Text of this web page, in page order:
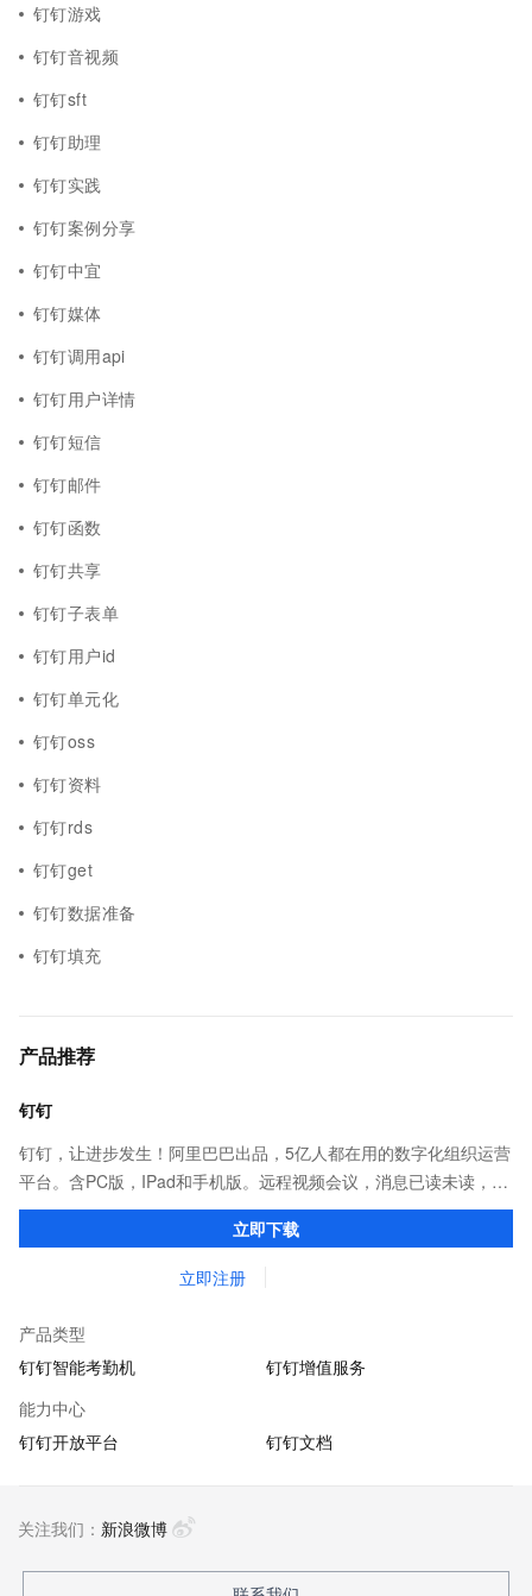
钉钉游戏
钉钉音视频
钉钉sft
钉钉助理
钉钉实践
钉钉案例分享
钉钉中宜
钉钉媒体
钉钉调用api
钉钉用户详情
钉钉短信
钉钉邮件
钉钉函数
钉钉共享
钉钉子表单
钉钉用户id
钉钉单元化
钉钉oss
钉钉资料
钉钉rds
钉钉get
钉钉数据准备
钉钉填充
产品推荐
钉钉
钉钉，让进步发生！阿里巴巴出品，5亿人都在用的数字化组织运营
平台。含PC版，IPad和手机版。远程视频会议，消息已读未读，
DING消息任务管理，让沟通更高效；移动办公考勤，审批，钉闪
会，钉钉文档，钉钉教育解决方案。
立即下载
立即注册
产品类型
钉钉智能考勤机
钉钉增值服务
能力中心
钉钉开放平台
钉钉文档
关注我们： 新浪微博